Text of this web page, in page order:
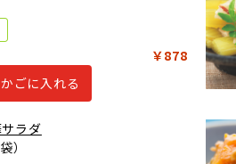
￥878
ごに入れる
ラダ
）